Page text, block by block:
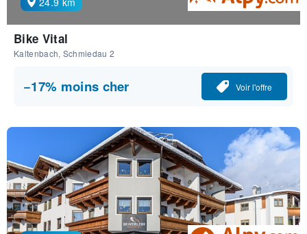
Bike Vital
Kaltenbach, Schmiedau 2
−17% moins cher Voir l'offre